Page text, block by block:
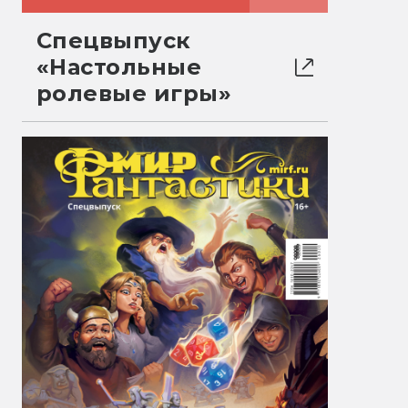
Спецвыпуск
«Настольные
ролевые игры»